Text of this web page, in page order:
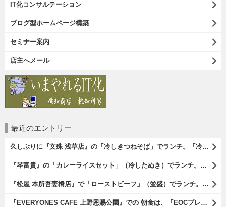
IT化コンサルテーション
ブログ型ホームページ構築
セミナー案内
店主へメール
最近のエントリー
久しぶりに『文殊 浅草店』の「冷しきつねそば」でランチ。「冷しき
『琴富貴』の「カレーライスセット」（冷したぬき）でランチ。所謂
『松屋 本所吾妻橋店』で「ローストビーフ」（並盛）でランチ。「ロ
『EVERYONES CAFE 上野恩賜公園』での 朝食は、「EOCブレック